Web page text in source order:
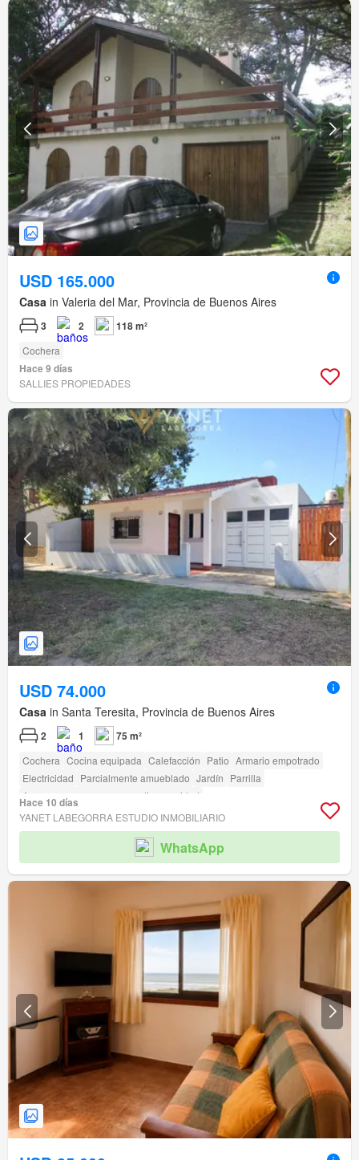
USD 165.000
Casa in Valeria del Mar, Provincia de Buenos Aires
3 2 118 m²
Cochera
Hace 9 días
SALLIES PROPIEDADES
USD 74.000
Casa in Santa Teresita, Provincia de Buenos Aires
2 1 75 m²
Cochera Cocina equipada Calefacción Patio Armario empotrado
Electricidad Parcialmente amueblado Jardín Parrilla
Acceso para personas con discapacidad
Hace 10 días
YANET LABEGORRA ESTUDIO INMOBILIARIO
WhatsApp